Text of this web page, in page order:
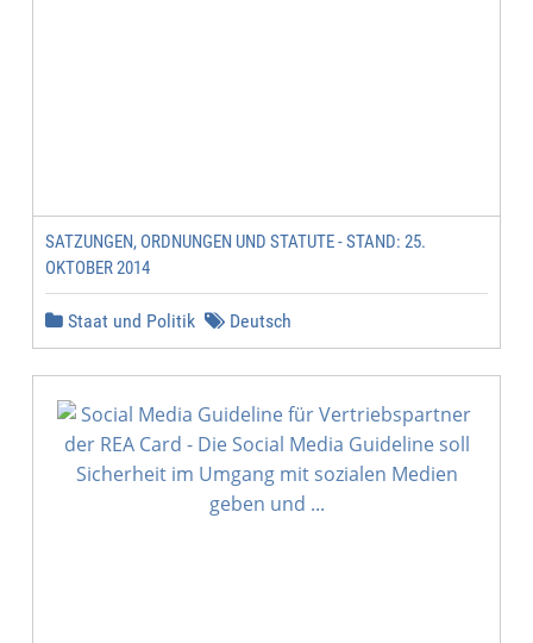
SATZUNGEN, ORDNUNGEN UND STATUTE - STAND: 25.
OKTOBER 2014
Staat und Politik Deutsch